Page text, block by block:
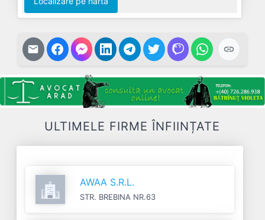
ULTIMELE FIRME ÎNFIINȚATE
AWAA S.R.L.
STR. BREBINA NR.63